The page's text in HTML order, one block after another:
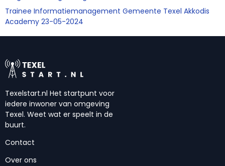
Trainee Informatiemanagement Gemeente Texel Akkodis
Academy 23-05-2024
Texelstart.nl Het startpunt voor
iedere inwoner van omgeving
Texel. Weet wat er speelt in de
buurt.
Contact
Over ons